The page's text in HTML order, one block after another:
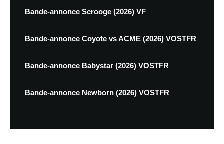
Bande-annonce Scrooge (2026) VF
Bande-annonce Coyote vs ACME (2026) VOSTFR
Bande-annonce Babystar (2026) VOSTFR
Bande-annonce Newborn (2026) VOSTFR